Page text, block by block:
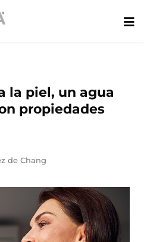
la piel, un agua
propiedades
de Chang